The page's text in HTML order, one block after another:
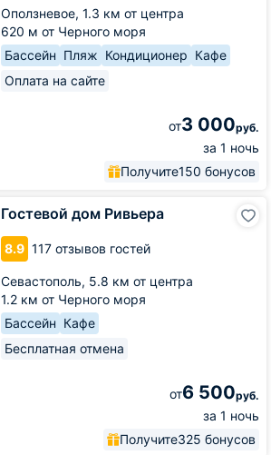
Оползневое, 1.3 км от центра
620 м от Черного моря
Бассейн Пляж Кондиционер Кафе
Оплата на сайте
от3 000руб.
за 1 ночь
Получите150 бонусов
Гостевой дом Ривьера
8.9 117 отзывов гостей
Севастополь, 5.8 км от центра
1.2 км от Черного моря
Бассейн Кафе
Бесплатная отмена
от6 500руб.
за 1 ночь
Получите325 бонусов